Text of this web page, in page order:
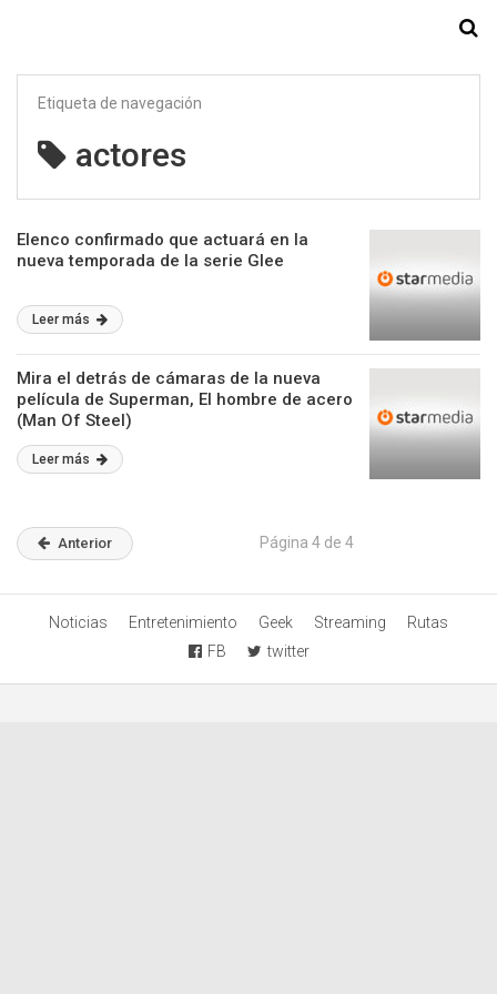
Etiqueta de navegación
actores
Elenco confirmado que actuará en la
nueva temporada de la serie Glee
Leer más
Mira el detrás de cámaras de la nueva
película de Superman, El hombre de acero
(Man Of Steel)
Leer más
Anterior Página 4 de 4
Noticias Entretenimiento Geek Streaming
Rutas
FB
twitter